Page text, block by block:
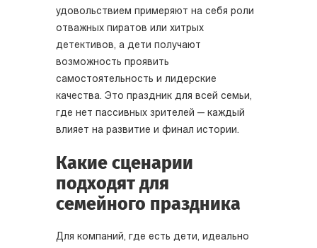
удовольствием примеряют на себя роли
отважных пиратов или хитрых
детективов, а дети получают
возможность проявить
самостоятельность и лидерские
качества. Это праздник для всей семьи,
где нет пассивных зрителей — каждый
влияет на развитие и финал истории.
Какие сценарии
подходят для
семейного праздника
Для компаний, где есть дети, идеально